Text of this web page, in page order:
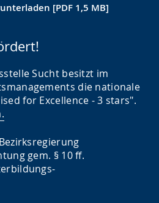
[PDF 1,5 MB]
Sucht besitzt im
die nationale
for Excellence - 3 stars".
gem. § 10 ff.